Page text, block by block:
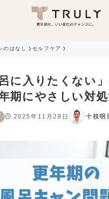
のはなし セルフケア
呂に入りたくない
期にやさしい対
2025年11月28日 十枝明